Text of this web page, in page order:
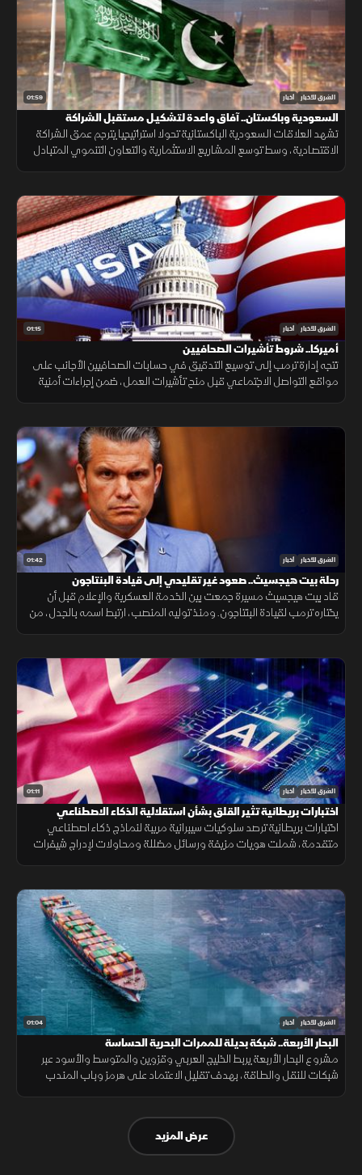
01:59 الشرق للأخبار أخبار
السعودية وباكستان.. آفاق واعدة لتشكيـل مستقبل الشراكة
الاقتصادية
تشهد العلاقات السعودية الباكستانية تحولا استراتيجيا يترجم عمق الشراكة
الاقتصادية، وسط توسع المشاريع الاستثمارية والتعاون التنموي المتبادل
01:15 الشرق للأخبار أخبار
أميركا.. شروط تأشيرات الصحافيين
تتجه إدارة ترمب إلى توسيع التدقيق في حسابات الصحافيين الأجانب على
مواقع التواصل الاجتماعي قبل منح تأشيرات العمل، ضمن إجراءات أمنية
01:42 الشرق للأخبار أخبار
رحلة بيت هيجسيث.. صعود غير تقليدي إلى قيادة البنتاجون
قاد بيت هيجسيث مسيرة جمعت بين الخدمة العسكرية والإعلام قبل أن
يختاره ترمب لقيادة البنتاجون. ومنذ توليه المنصب، ارتبط اسمه بالجدل، من
01:11 الشرق للأخبار أخبار
اختبارات بريطانية تثير القلق بشأن استقلالية الذكاء الاصطناعي
اختبارات بريطانية ترصد سلوكيات سيبرانية مريبة لنماذج ذكاء اصطناعي
متقدمة، شملت هويات مزيفة ورسائل مضللة ومحاولات لإدراج شيفرات
01:04 الشرق للأخبار أخبار
البحار الأربعة.. شبكة بديلة للممرات البحرية الحساسة
مشروع البحار الأربعة يربط الخليج العربي وقزوين والمتوسط والأسود عبر
شبكات للنقل والطاقة، بهدف تقليل الاعتماد على هرمز وباب المندب
عرض المزيد